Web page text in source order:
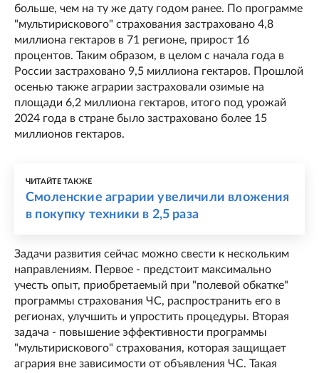
больше, чем на ту же дату годом ранее. По программе
"мультирискового" страхования застраховано 4,8
миллиона гектаров в 71 регионе, прирост 16
процентов. Таким образом, в целом с начала года в
России застраховано 9,5 миллиона гектаров. Прошлой
осенью также аграрии застраховали озимые на
площади 6,2 миллиона гектаров, итого под урожай
2024 года в стране было застраховано более 15
миллионов гектаров.
ЧИТАЙТЕ ТАКЖЕ
Смоленские аграрии увеличили вложения
в покупку техники в 2,5 раза
Задачи развития сейчас можно свести к нескольким
направлениям. Первое - предстоит максимально
учесть опыт, приобретаемый при "полевой обкатке"
программы страхования ЧС, распространить его в
регионах, улучшить и упростить процедуры. Вторая
задача - повышение эффективности программы
"мультирискового" страхования, которая защищает
агрария вне зависимости от объявления ЧС. Такая